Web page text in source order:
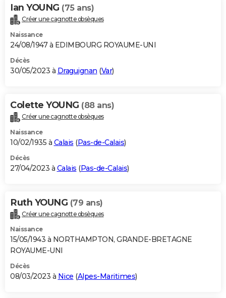
Ian YOUNG (75 ans)
Créer une cagnotte obsèques
Naissance
24/08/1947 à EDIMBOURG ROYAUME-UNI
Décès
30/05/2023 à Draguignan (Var)
Colette YOUNG (88 ans)
Créer une cagnotte obsèques
Naissance
10/02/1935 à Calais (Pas-de-Calais)
Décès
27/04/2023 à Calais (Pas-de-Calais)
Ruth YOUNG (79 ans)
Créer une cagnotte obsèques
Naissance
15/05/1943 à NORTHAMPTON, GRANDE-BRETAGNE
ROYAUME-UNI
Décès
08/03/2023 à Nice (Alpes-Maritimes)